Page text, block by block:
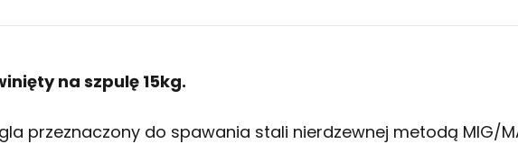
na szpulę 15kg.
przeznaczony do spawania stali nierdzewnej metodą MIG/